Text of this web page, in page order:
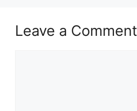
Leave a Comment